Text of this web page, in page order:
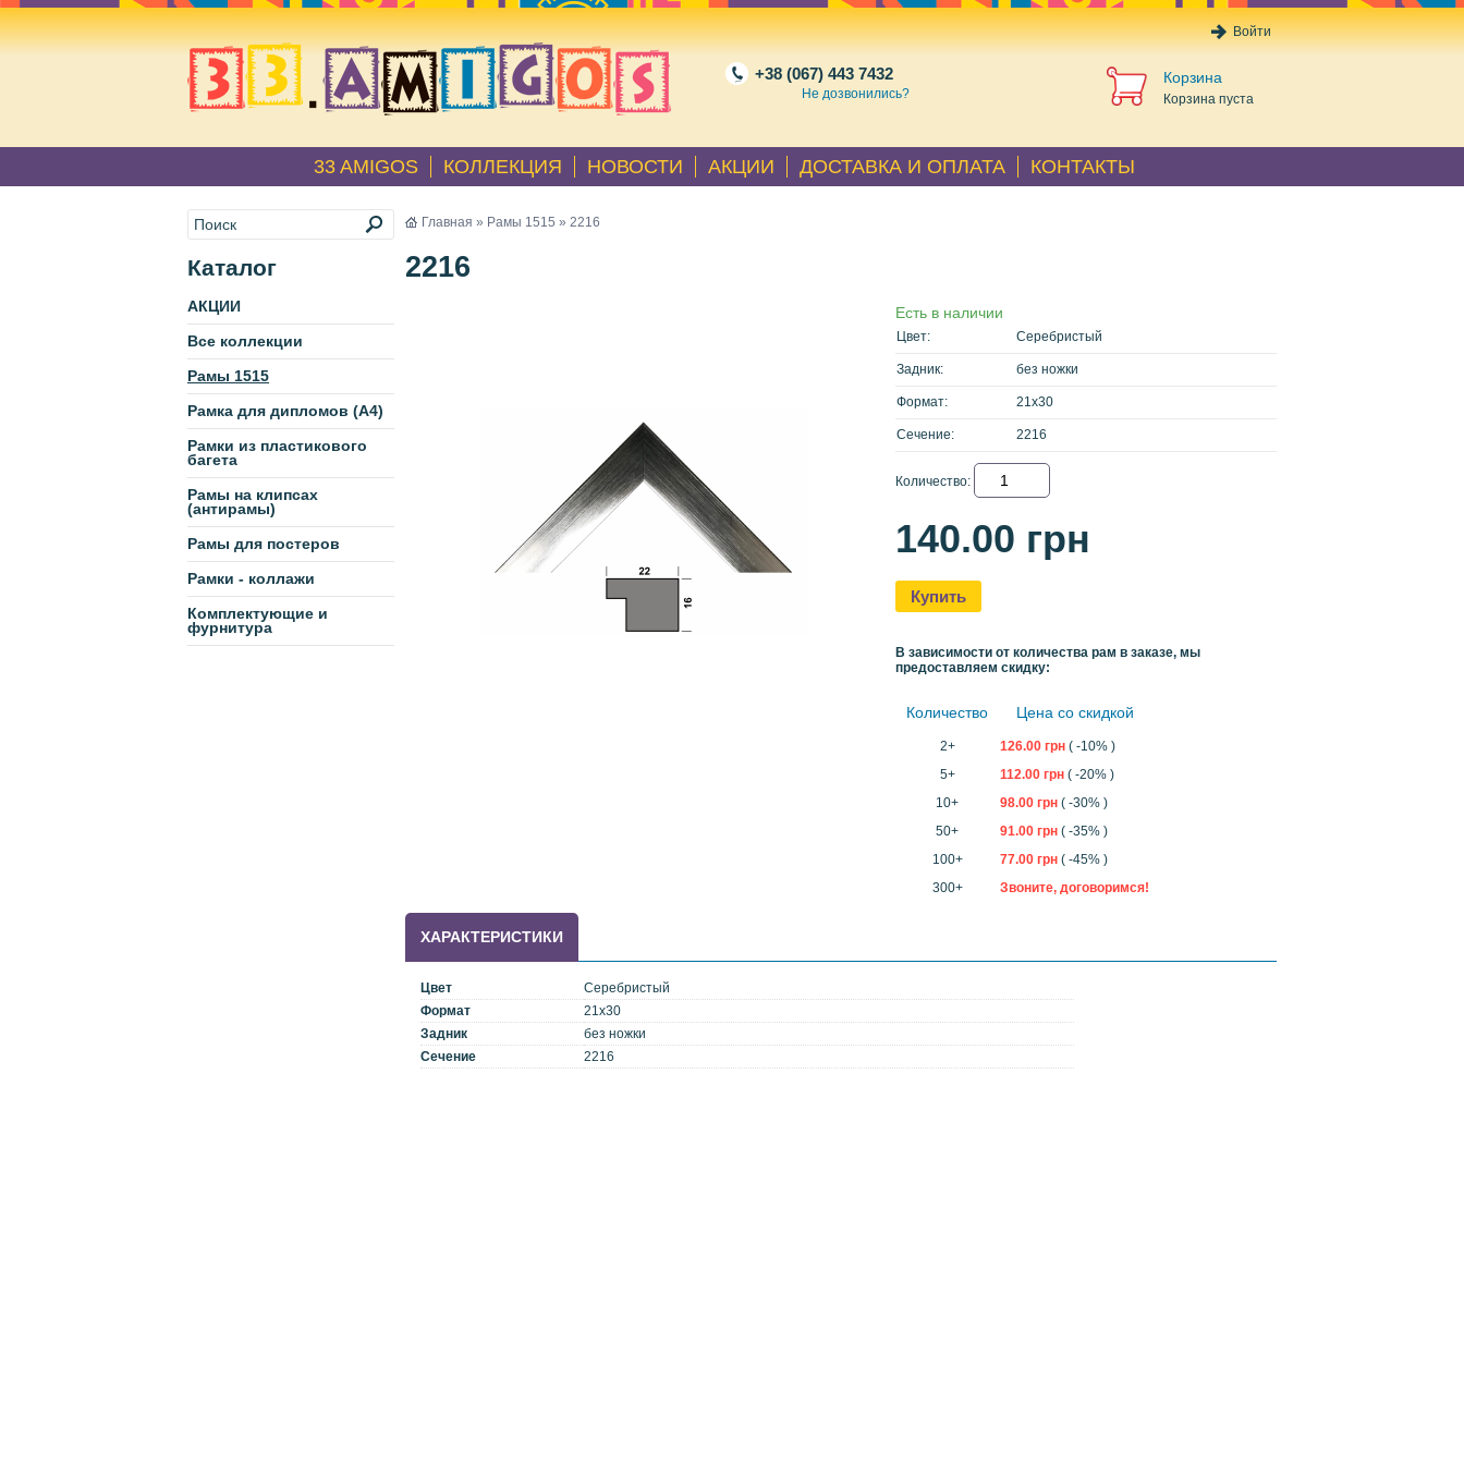
Войти
+38 (067) 443 7432
Не дозвонились?
Корзина
Корзина пуста
33 AMIGOS КОЛЛЕКЦИЯ НОВОСТИ АКЦИИ ДОСТАВКА И ОПЛАТА КОНТАКТЫ
Каталог
АКЦИИ
Все коллекции
Рамы 1515
Рамка для дипломов (А4)
Рамки из пластикового
багета
Рамы на клипсах
(антирамы)
Рамы для постеров
Рамки - коллажи
Комплектующие и
фурнитура
Главная » Рамы 1515 » 2216
2216
Есть в наличии
Цвет: Серебристый
Задник: без ножки
Формат: 21x30
Сечение: 2216
Количество:
140.00 грн
Купить
В зависимости от количества рам в заказе, мы
предоставляем скидку:
Количество Цена со скидкой
2+ 126.00 грн ( -10% )
5+
112.00 грн ( -20% )
10+
98.00 грн ( -30% )
50+
91.00 грн ( -35% )
100+
77.00 грн ( -45% )
300+
Звоните, договоримся!
ХАРАКТЕРИСТИКИ
Цвет
Серебристый
Формат
21x30
Задник
без ножки
Сечение
2216